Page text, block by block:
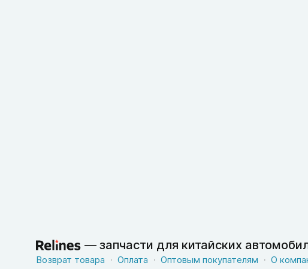
— запчасти для китайских
Возврат товара Оплата Оптовым покупателям О